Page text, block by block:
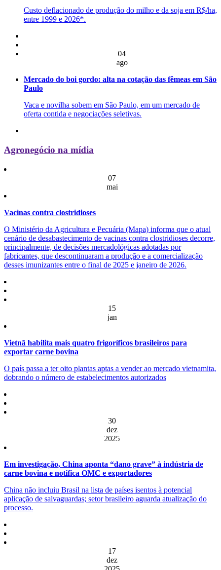
Custo deflacionado de produção do milho e da soja em R$/ha,
entre 1999 e 2026*.
04
ago
Mercado do boi gordo: alta na cotação das fêmeas em São
Paulo
Vaca e novilha sobem em São Paulo, em um mercado de
oferta contida e negociações seletivas.
Agronegócio na mídia
07
mai
Vacinas contra clostridioses
O Ministério da Agricultura e Pecuária (Mapa) informa que o atual
cenário de desabastecimento de vacinas contra clostridioses decorre,
principalmente, de decisões mercadológicas adotadas por
fabricantes, que descontinuaram a produção e a comercialização
desses imunizantes entre o final de 2025 e janeiro de 2026.
15
jan
Vietnã habilita mais quatro frigoríficos brasileiros para
exportar carne bovina
O país passa a ter oito plantas aptas a vender ao mercado vietnamita,
dobrando o número de estabelecimentos autorizados
30
dez
2025
Em investigação, China aponta “dano grave” à indústria de
carne bovina e notifica OMC e exportadores
China não incluiu Brasil na lista de países isentos à potencial
aplicação de salvaguardas; setor brasileiro aguarda atualização do
processo.
17
dez